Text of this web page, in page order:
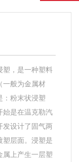
塑，是一种塑料
一般为金属材
：粉末状浸塑
始是在温克勒汽
发设计了固气两
塑层面。浸塑是
属上产生一层塑